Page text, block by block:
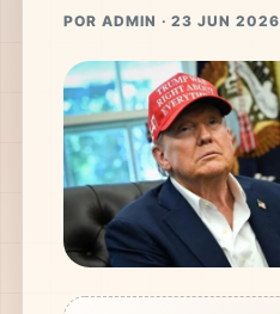
POR ADMIN · 23 JUN 2026